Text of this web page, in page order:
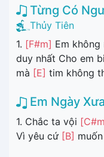
Từng Có
Thủy Tiên
1. [F#m] Em
duy nhất Cho em
mà [E] tim không
Em Ngày
1. Chắc ta vội
Vì yêu cứ [B]